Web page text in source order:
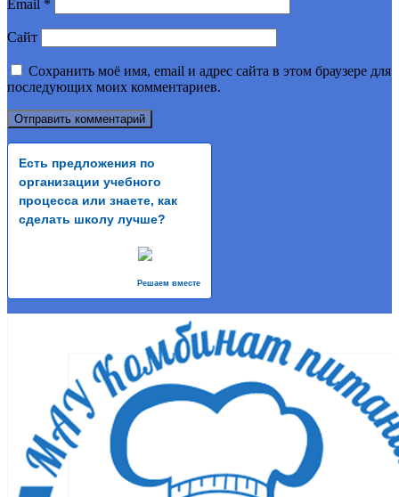
Email *
Сайт
Сохранить моё имя, email и адрес сайта в этом браузере для
последующих моих комментариев.
Есть предложения по
организации учебного
процесса или знаете, как
сделать школу лучше?
Решаем вместе